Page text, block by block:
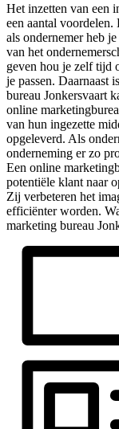
Het inzetten van een
een aantal
als ondernemer heb
van het
geven hou je zelf tijd
je passen. Daarnaast
bureau Jonkersvaart
online
van hun ingezette
opgeleverd. Als
onderneming er zo
Een online
potentiële klant naar
Zij verbeteren het
efficiënter worden.
marketing bureau